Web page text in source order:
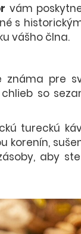
vám
s
vášho člna.
pre
so
tureckú
aby